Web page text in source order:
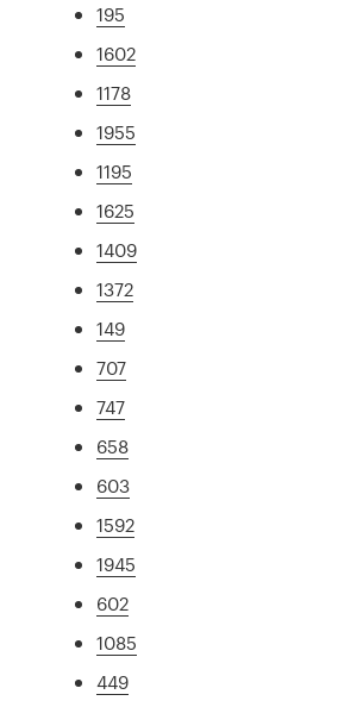
195
1602
1178
1955
1195
1625
1409
1372
149
707
747
658
603
1592
1945
602
1085
449